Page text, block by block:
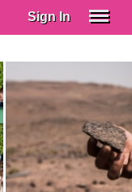
Sign In